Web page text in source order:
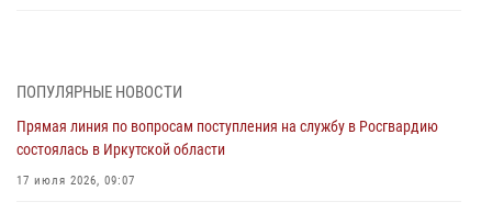
04 августа 2026, 07:14 3
Росгвардейцы потушили загоревшийся автомобиль в Иркутске
03 августа 2026, 04:55
ПОПУЛЯРНЫЕ НОВОСТИ
Прямая линия по вопросам поступления на службу в Росгвардию
состоялась в Иркутской области
17 июля 2026, 09:07